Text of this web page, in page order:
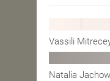
ENSEIGNEMENT
Vassili
Natalia